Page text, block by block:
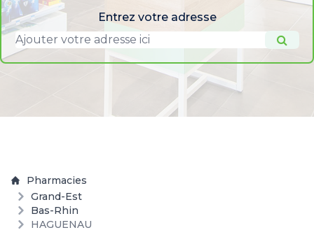
Entrez votre adresse
Pharmacies
Grand-Est
Bas-Rhin
HAGUENAU